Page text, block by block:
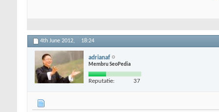
4th June 2012, 18:24
adrianaf
Membru SeoPedia
Reputatie: 37